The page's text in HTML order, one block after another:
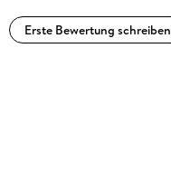
Erste Bewertung schreiben